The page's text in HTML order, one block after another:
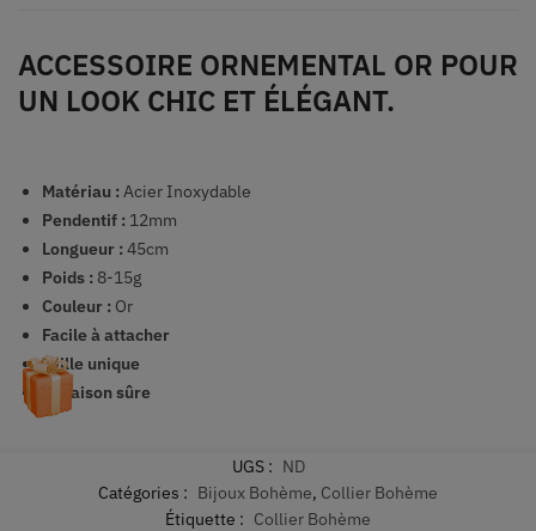
ACCESSOIRE ORNEMENTAL OR POUR
UN LOOK CHIC ET ÉLÉGANT.
Matériau :Acier Inoxydable
Pendentif : 12mm
Longueur :45cm
Poids : 8-15g
Couleur : Or
Facile à attacher
Taille unique
Livraison sûre
UGS : ND
Catégories : Bijoux Bohème, Collier Bohème
Étiquette : Collier Bohème